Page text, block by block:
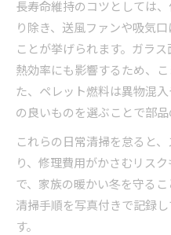
長寿命維持のコツとしては
り除き、送風ファンや吸気
ことが挙げられます。ガラ
熱効率にも影響するため、
た、ペレット燃料は異物混
の良いものを選ぶことで部品
これらの日常清掃を怠ると
り、修理費用がかさむリス
で、家族の暖かい冬を守るこ
清掃手順を写真付きで記録
す。